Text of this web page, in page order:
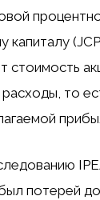
капиталу
стоимость
то
потерей